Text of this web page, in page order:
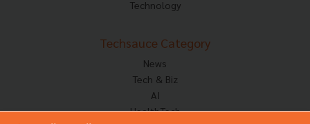
Technology
Techsauce Category
News
Tech & Biz
AI
HealthTech